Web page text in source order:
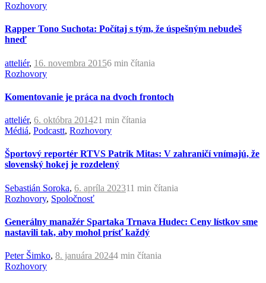
Rozhovory
Rapper Tono Suchota: Počítaj s tým, že úspešným nebudeš
hneď
atteliér, 16. novembra 20156 min čítania
Rozhovory
Komentovanie je práca na dvoch frontoch
atteliér, 6. októbra 201421 min čítania
Médiá, Podcastt, Rozhovory
Športový reportér RTVS Patrik Mitas: V zahraničí vnímajú, že
slovenský hokej je rozdelený
Sebastián Soroka, 6. apríla 202311 min čítania
Rozhovory, Spoločnosť
Generálny manažér Spartaka Trnava Hudec: Ceny lístkov sme
nastavili tak, aby mohol prísť každý
Peter Šimko, 8. januára 20244 min čítania
Rozhovory